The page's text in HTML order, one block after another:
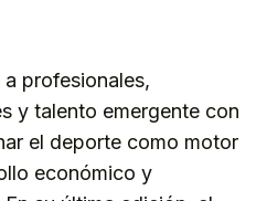
profesionales,
y talento emergente con
el deporte como motor
económico y